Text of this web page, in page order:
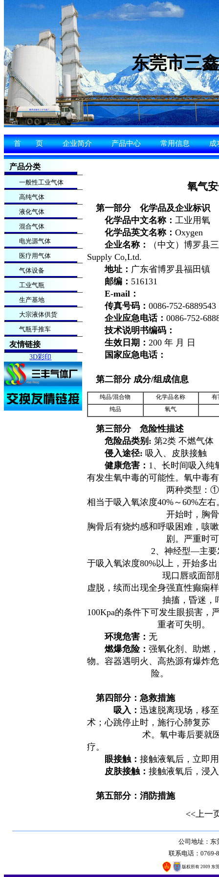
东莞市三
首 页 企业简介 产品中心 常用信息 成
氧气
第一部分 化学品及企业标识
化学品中文名称： 工业用氧
化学品英文名称： Oxygen
企业名称：
（中文）博罗县
Supply Co,Ltd.
地址： 广东省博罗县福田镇
邮编： 516131
E-mail ：
传真号码： 0086-752-6889543
企业应急电话： 0086-752-
技术说明书编码：
生效日期： 200 年 月 日
国家应急电话：
第二部分 成分/组成信息
纯品/混合物 化学品名称
有
纯品
氧气
第三部分 危险性描述
危险品类别: 第2类 不燃气体
侵入途径: 吸入、皮肤接触
健康危害： 1、长时间吸入纯
有发生氧中毒的可能性。氧中毒有
两种类型：①肺型—主
相当于吸入氧浓度40%～60%左右
开始时，胸骨后稍有不
胸骨后有烧灼感和呼吸困难，咳
剧。严重时可发生
2、神经型—主要发生于
于吸入氧浓度80%以上，开始多出
现口唇或面部肌肉抽动
虚脱，续而出现全身强直性癫痫样
抽搐，昏迷，呼吸衰竭
100Kpa的条件下可发生眼损害，
重者可失明。
环境危害： 无
燃爆危险： 强氧化剂、助燃
物。容器遇明火、高热源有爆炸危
险。
第四部分：急救措施
吸入： 迅速脱离现场，移
术；心跳停止时，施行心肺复苏
术。氧中毒后要就医观察
疗。
眼接触： 接触液氧后，立即
皮肤接触： 接触液氧后，浸
第五部分：消防措施
<<上一
产品分类
一般性工业气体
高纯气体
液化气体
混合气体
电光源气体
医疗用气体
气体设备
工业气瓶
生产基地
大宗液体供货
气瓶手推车
友情链接
3D彩印
公司地址：
联系电话：0769-
版权所有 2009 东